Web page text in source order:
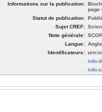
Informations sur la publication:
page
Statut de publication:
Sujet CREF:
Note générale:
Langue:
Identificateurs: